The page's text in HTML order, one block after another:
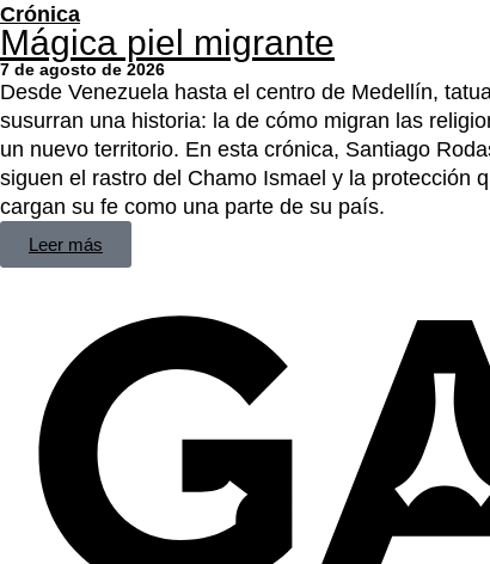
Crónica
Mágica piel migrante
7 de agosto de 2026
Desde Venezuela hasta el centro de Medellín,
susurran una historia: la de cómo migran las
un nuevo territorio. En esta crónica, Santiago
siguen el rastro del Chamo Ismael y la protección
cargan su fe como una parte de su país.
Leer más